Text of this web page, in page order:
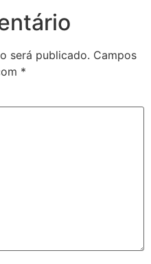
será publicado. Campos
*